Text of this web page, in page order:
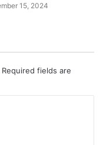
15, 2024
Required fields are